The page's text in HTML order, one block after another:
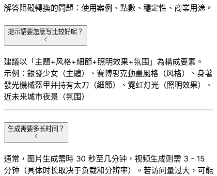
解答阻礙轉換的問題：使用案例、點數、穩定性、商業用途。
提示語要怎麼写比较好呢？
建議以「主題+风格+細節+照明效果+氛围」為構成要素。
示例：銀發少女（主體）、賽博펑克動畫風格（风格）、身著
發光機械盔甲并持有太刀（細節）、霓虹灯光（照明效果）、
近未来城市夜景（氛围）
生成需要多长时间？
通常，图片生成需時 30 秒至几分钟，视频生成则需 3 - 15
分钟（具体时长取决于负载和分辨率）。若访问量过大，可能